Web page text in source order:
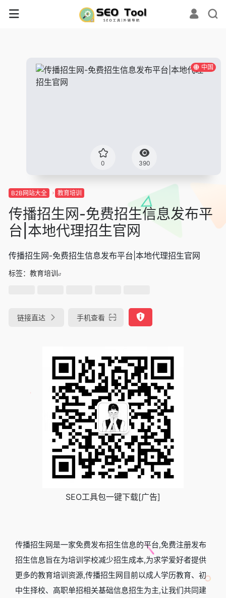
中国
0 390
B2B网站大全 教育培训
传播招生网-免费招生信息发布平
台|本地代理招生官网
传播招生网-免费招生信息发布平台|本地代理招生官网
标签： 教育培训
链接直达 手机查看
SEO工具包一键下载[广告]
传播招生网是一家免费发布招生信息的平台,免费注册发布
招生信息旨在为培训学校减少招生成本,为求学爱好者提供
更多的教育培训资源,传播招生网目前以成人学历教育、初
中生择校、高职单招相关基础信息招生为主,让我们共同建